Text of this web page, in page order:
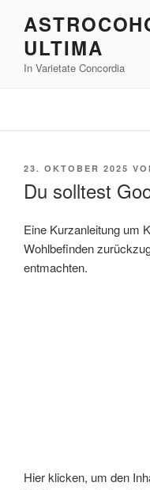
Inhalt
springenULTIMA
In Varietate Concordia
VERÖFFENTLICHT
23. OKTOBER 2025
Du solltest
Eine Kurzanleitung um
Wohlbefinden
entmachten.
„Du
solltest
Hier klicken, um den